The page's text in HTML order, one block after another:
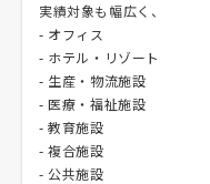
実績対象も幅広く、
- オフィス
- ホテル・リゾート
- 生産・物流施設
- 医療・福祉施設
- 教育施設
- 複合施設
- 公共施設